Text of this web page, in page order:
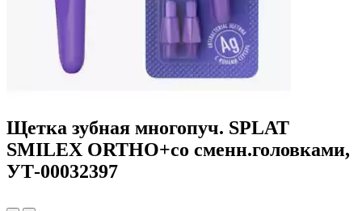
Щетка зубная многопуч. SPLAT
SMILEX ORTHO+со сменн.головками,
УТ-00032397